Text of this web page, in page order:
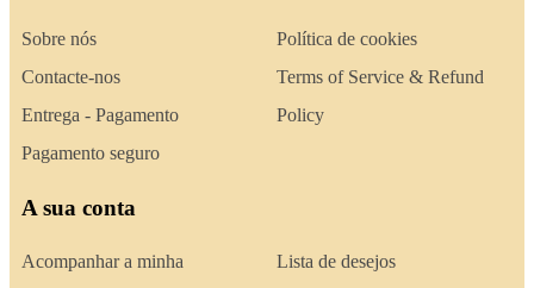
Sobre nós
Contacte-nos
Entrega - Pagamento
Pagamento seguro
Política de cookies
Terms of Service & Refund
Policy
A sua conta
Acompanhar a minha
Lista de desejos